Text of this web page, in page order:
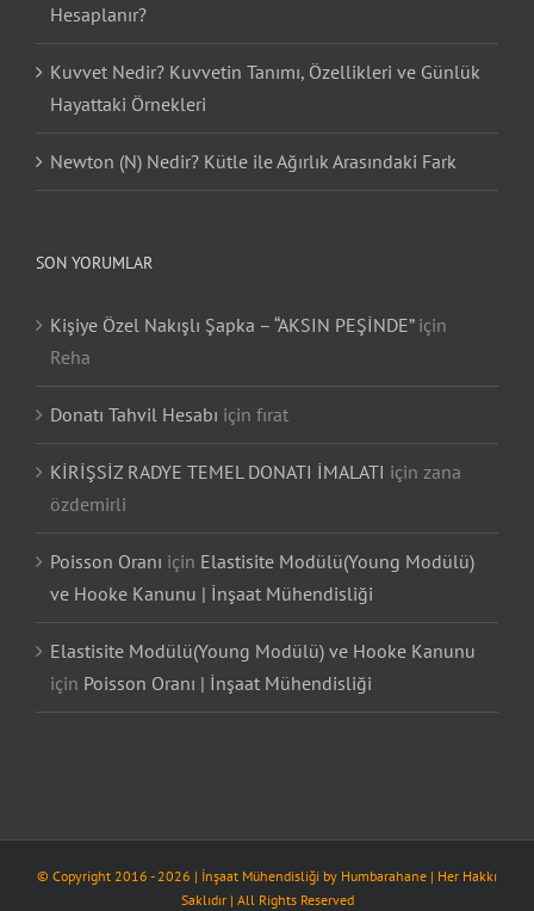
Hesaplanır?
Kuvvet Nedir? Kuvvetin Tanımı, Özellikleri ve Günlük
Hayattaki Örnekleri
Newton (N) Nedir? Kütle ile Ağırlık Arasındaki Fark
SON YORUMLAR
Kişiye Özel Nakışlı Şapka – “AKSIN PEŞİNDE”için
Reha
Donatı Tahvil Hesabı için fırat
KİRİŞSİZ RADYE TEMEL DONATI İMALATI için zana
özdemirli
Poisson Oranı için Elastisite Modülü(Young Modülü)
ve Hooke Kanunu | İnşaat Mühendisliği
Elastisite Modülü(Young Modülü) ve Hooke Kanunu
için Poisson Oranı | İnşaat Mühendisliği
© Copyright 2016 - 2026 | İnşaat Mühendisliği by Humbarahane | Her Hakkı
Saklıdır | All Rights Reserved